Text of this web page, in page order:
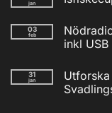
jan
till
Isfiskecup
2025
03
feb
inkl USB
till
Nödradio
Vev
31
jan